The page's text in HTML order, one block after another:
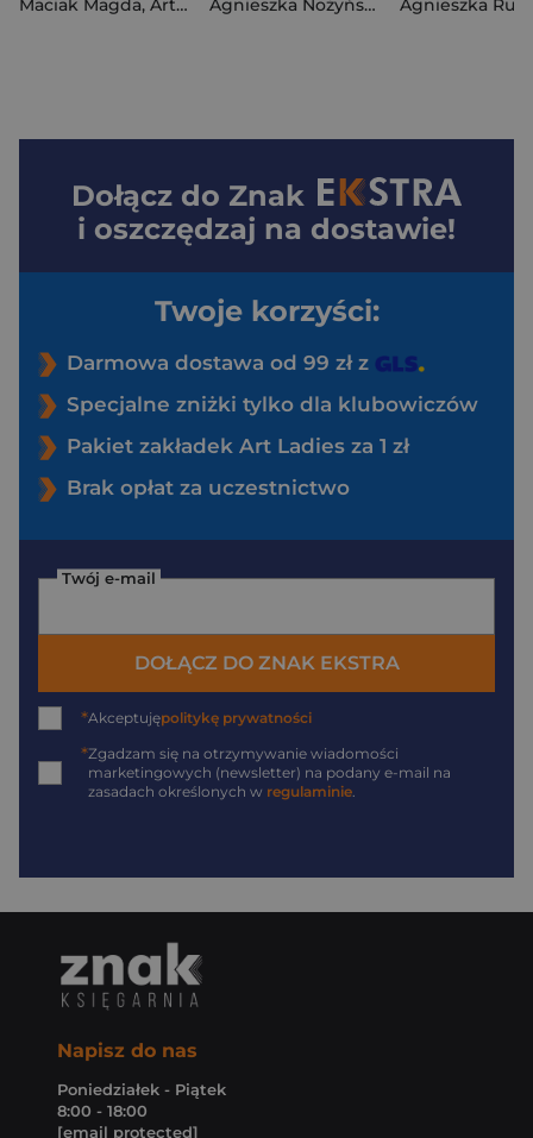
Maciak Magda, Artur Maciak
Agnieszka Nożyńska-Demianiuk
Agnieszka
Dołącz do Znak
i oszczędzaj na dostawie!
Twoje korzyści:
Darmowa dostawa od 99 zł z
Specjalne zniżki tylko dla klubowiczów
Pakiet zakładek Art Ladies za 1 zł
Brak opłat za uczestnictwo
Twój e-mail
DOŁĄCZ DO ZNAK EKSTRA
*Akceptujępolitykę prywatności
*Zgadzam się na otrzymywanie wiadomości
marketingowych (newsletter) na podany e-mail na
zasadach określonych w regulaminie.
Napisz do nas
Poniedziałek - Piątek
8:00 - 18:00
[email protected]